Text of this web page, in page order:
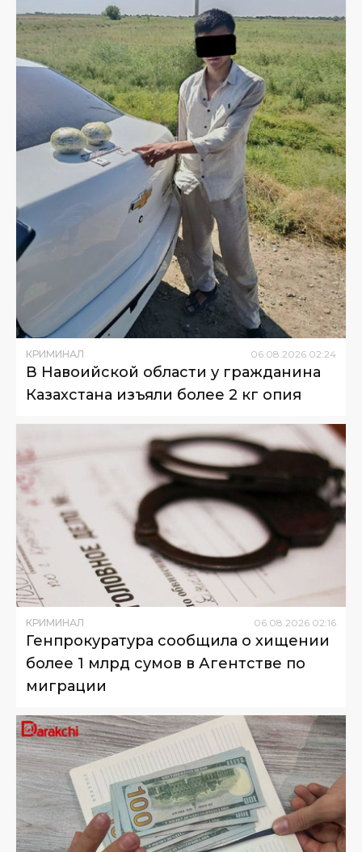
КРИМИНАЛ 06 08 2026 02:24
В Навоийской области у гражданина
Казахстана изъяли более 2 кг опия
КРИМИНАЛ 06.08.2026 02:16
Генпрокуратура сообщила о хищении
более 1 млрд сумов в Агентстве по
миграции